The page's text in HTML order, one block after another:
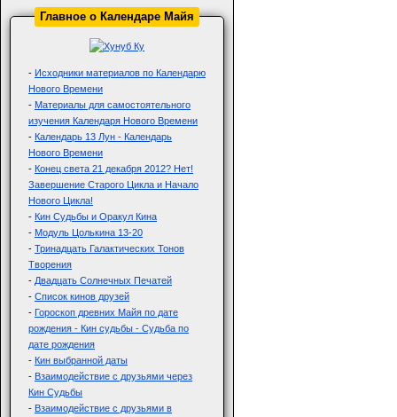
Главное о Календаре Майя
- Исходники материалов по Календарю
Нового Времени
- Материалы для самостоятельного
изучения Календаря Нового Времени
- Календарь 13 Лун - Календарь
Нового Времени
- Конец света 21 декабря 2012? Нет!
Завершение Старого Цикла и Начало
Нового Цикла!
- Кин Судьбы и Оракул Кина
- Модуль Цолькина 13-20
- Тринадцать Галактических Тонов
Творения
- Двадцать Солнечных Печатей
- Список кинов друзей
- Гороскоп древних Майя по дате
рождения - Кин судьбы - Судьба по
дате рождения
- Кин выбранной даты
- Взаимодействие с друзьями через
Кин Судьбы
- Взаимодействие с друзьями в